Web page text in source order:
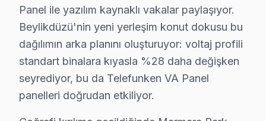
4. Yazılım Güncelleme Sorunu
Fiziksel Belirti:ekran yazılım güncellemesi
Neden:Genelde cihazın iç yazılımı ile ilgili
2025 Türkiye Fiyatı:Yazılım güncellemesi maliyeti
Etkilenen Modeller:
5. Güç Kartı Sorunu
Panel ile yazılım kaynaklı vakalar paylaşıyor.
Beylikdüzü'nin yeni yerleşim konut dokusu bu
dağılımın arka planını oluşturuyor: voltaj profili
standart binalara kıyasla %28 daha değişken
seyrediyor, bu da Telefunken VA Panel
panelleri doğrudan etkiliyor.